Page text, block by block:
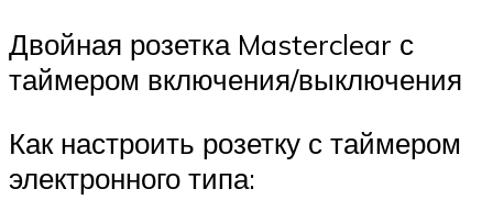
Двойная розетка Masterclear с
таймером включения/выключения
Как настроить розетку с таймером
электронного типа: